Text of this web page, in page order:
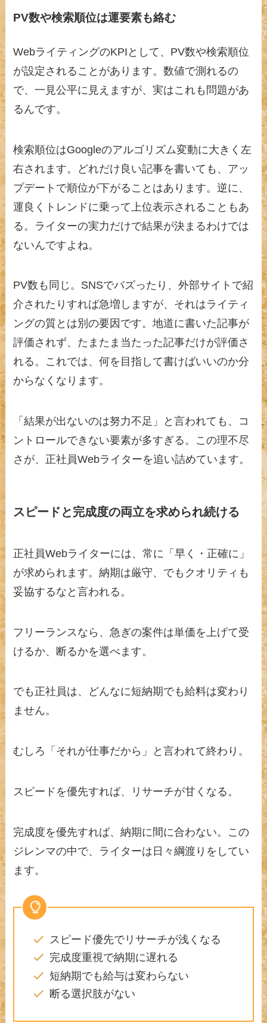
PV数や検索順位は運要素も絡む
WebライティングのKPIとして、PV数や検索順位
が設定されることがあります。数値で測れるの
で、一見公平に見えますが、実はこれも問題があ
るんです。
検索順位はGoogleのアルゴリズム変動に大きく左
右されます。どれだけ良い記事を書いても、アッ
プデートで順位が下がることはあります。逆に、
運良くトレンドに乗って上位表示されることもあ
る。ライターの実力だけで結果が決まるわけでは
ないんですよね。
PV数も同じ。SNSでバズったり、外部サイトで紹
介されたりすれば急増しますが、それはライティ
ングの質とは別の要因です。地道に書いた記事が
評価されず、たまたま当たった記事だけが評価さ
れる。これでは、何を目指して書けばいいのか分
からなくなります。
「結果が出ないのは努力不足」と言われても、コ
ントロールできない要素が多すぎる。この理不尽
さが、正社員Webライターを追い詰めています。
スピードと完成度の両立を求められ続ける
正社員Webライターには、常に「早く・正確に」
が求められます。納期は厳守、でもクオリティも
妥協するなと言われる。
フリーランスなら、急ぎの案件は単価を上げて受
けるか、断るかを選べます。
でも正社員は、どんなに短納期でも給料は変わり
ません。
むしろ「それが仕事だから」と言われて終わり。
スピードを優先すれば、リサーチが甘くなる。
完成度を優先すれば、納期に間に合わない。この
ジレンマの中で、ライターは日々綱渡りをしてい
ます。
スピード優先でリサーチが浅くなる
完成度重視で納期に遅れる
短納期でも給与は変わらない
断る選択肢がない